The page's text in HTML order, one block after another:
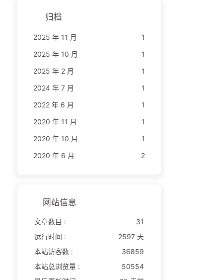
归档
2025 年 11 月
1
2025 年 10 月
1
2025 年 2 月
1
2024 年 7 月
1
2022 年 6 月
1
2020 年 11 月
1
2020 年 10 月
1
2020 年 6 月
2
网站信息
文章数目 :
31
运行时间 :
2597 天
本站访客数 :
36859
本站总浏览量 :
50554